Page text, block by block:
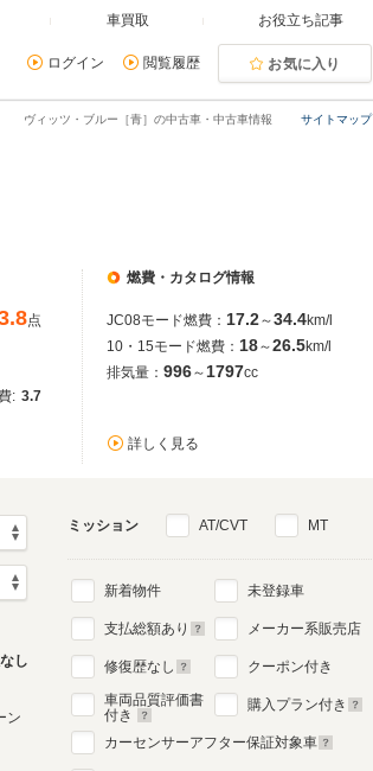
車買取 お役立ち記事
ログイン 閲覧履歴 お気に入り
サイトマップ
ヴィッツ・ブルー［青］の中古車・中古車情報
点
: 3.7
燃費・カタログ情報
JC08モード燃費： 17.2～34.4km/l
10・15モード燃費： 18～26.5km/l
排気量： 996～ 1797cc
詳しく見る
し
ン
ミッション AT/CVT MT
新着物件
支払総額あり
修復歴なし
車両品質評価書
付き
未登録車
メーカー系販売店
クーポン付き
購入プラン付き
カーセンサーアフター保証対象車